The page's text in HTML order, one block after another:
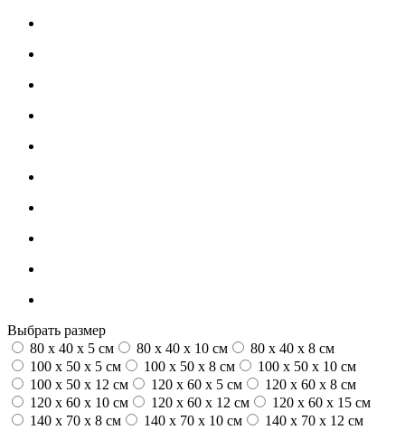
Выбрать размер
80 x 40 x 5 см
80 x 40 x 10 см
80 x 40 x 8 см
100 x 50 x 5 см
100 х 50 х 8 см
100 x 50 x 10 см
100 x 50 x 12 см
120 x 60 x 5 см
120 x 60 x 8 см
120 x 60 x 10 см
120 x 60 x 12 см
120 x 60 x 15 см
140 x 70 x 8 см
140 x 70 x 10 см
140 x 70 x 12 см